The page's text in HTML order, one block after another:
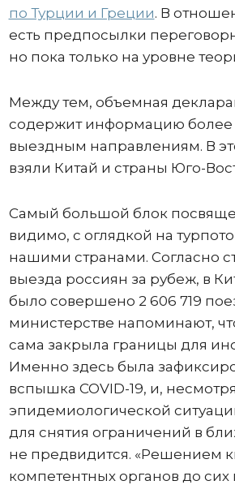
по Турции и Греции. В
есть предпосылки
но пока только на уровне
Между тем, объемная
содержит информацию более
выездным направлениям. В
взяли Китай и страны Юго-
Самый большой блок
видимо, с оглядкой на
нашими странами. Согласно
выезда россиян за рубеж, в
было совершено 2 606 719
министерстве напоминают,
сама закрыла границы для
Именно здесь была
вспышка COVID-19, и,
эпидемиологической
для снятия ограничений в
не предвидится. «Решением
компетентных органов до сих